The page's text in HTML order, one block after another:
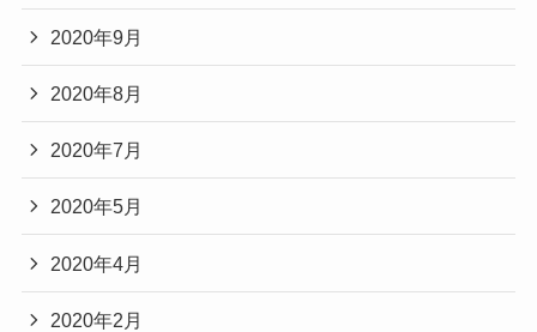
2020年9月
2020年8月
2020年7月
2020年5月
2020年4月
2020年2月